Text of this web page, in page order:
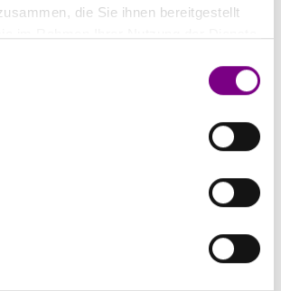
die Sie ihnen bereitgestellt